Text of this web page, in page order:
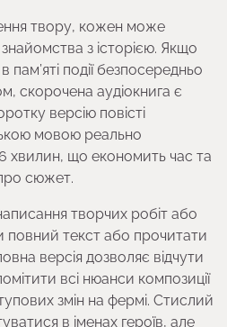
твору, кожен може
з історією. Якщо
події безпосередньо
скорочена аудіокнига є
версію повісті
мовою реально
хвилин, що економить час та
сюжет.
творчих робіт або
текст або прочитати
версія дозволяє відчути
всі нюанси композиції
змін на фермі. Стислий
в іменах героїв, але